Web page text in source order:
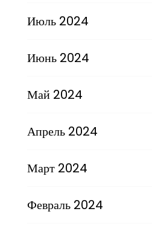
Июль 2024
Июнь 2024
Май 2024
Апрель 2024
Март 2024
Февраль 2024